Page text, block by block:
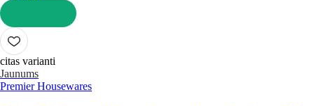
LIKT GROZĀ
citas varianti
Jaunums
Premier Housewares